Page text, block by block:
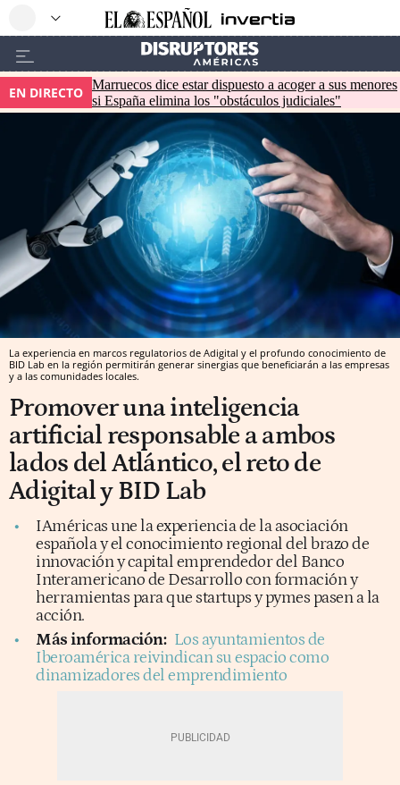
EN DIRECTO Marruecos dice estar dispuesto a acoger a sus menores
si España elimina los "obstáculos judiciales"
La experiencia en marcos regulatorios de Adigital y el profundo conocimiento de
BID Lab en la región permitirán generar sinergias que beneficiarán a las empresas
y a las comunidades locales.
Promover una inteligencia
artificial responsable a ambos
lados del Atlántico, el reto de
Adigital y BID Lab
IAméricas une la experiencia de la asociación
española y el conocimiento regional del brazo de
innovación y capital emprendedor del Banco
Interamericano de Desarrollo con formación y
herramientas para que startups y pymes pasen a la
acción.
Más información: Los ayuntamientos de
Iberoamérica reivindican su espacio como
dinamizadores del emprendimiento